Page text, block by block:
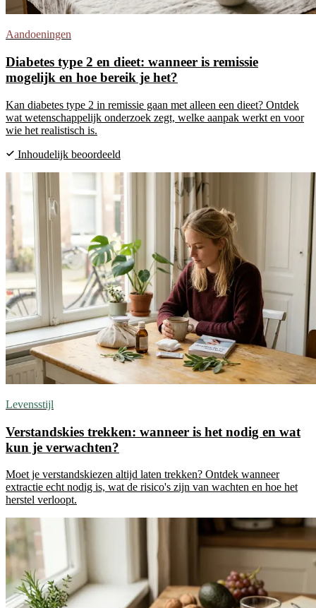
Aandoeningen
Diabetes type 2 en dieet: wanneer is remissie
mogelijk en hoe bereik je het?
Kan diabetes type 2 in remissie gaan met alleen een dieet? Ontdek
wat wetenschappelijk onderzoek zegt, welke aanpak werkt en voor
wie het realistisch is.
Inhoudelijk beoordeeld
Levensstijl
Verstandskies trekken: wanneer is het nodig en wat
kun je verwachten?
Moet je verstandskiezen altijd laten trekken? Ontdek wanneer
extractie echt nodig is, wat de risico's zijn van wachten en hoe het
herstel verloopt.